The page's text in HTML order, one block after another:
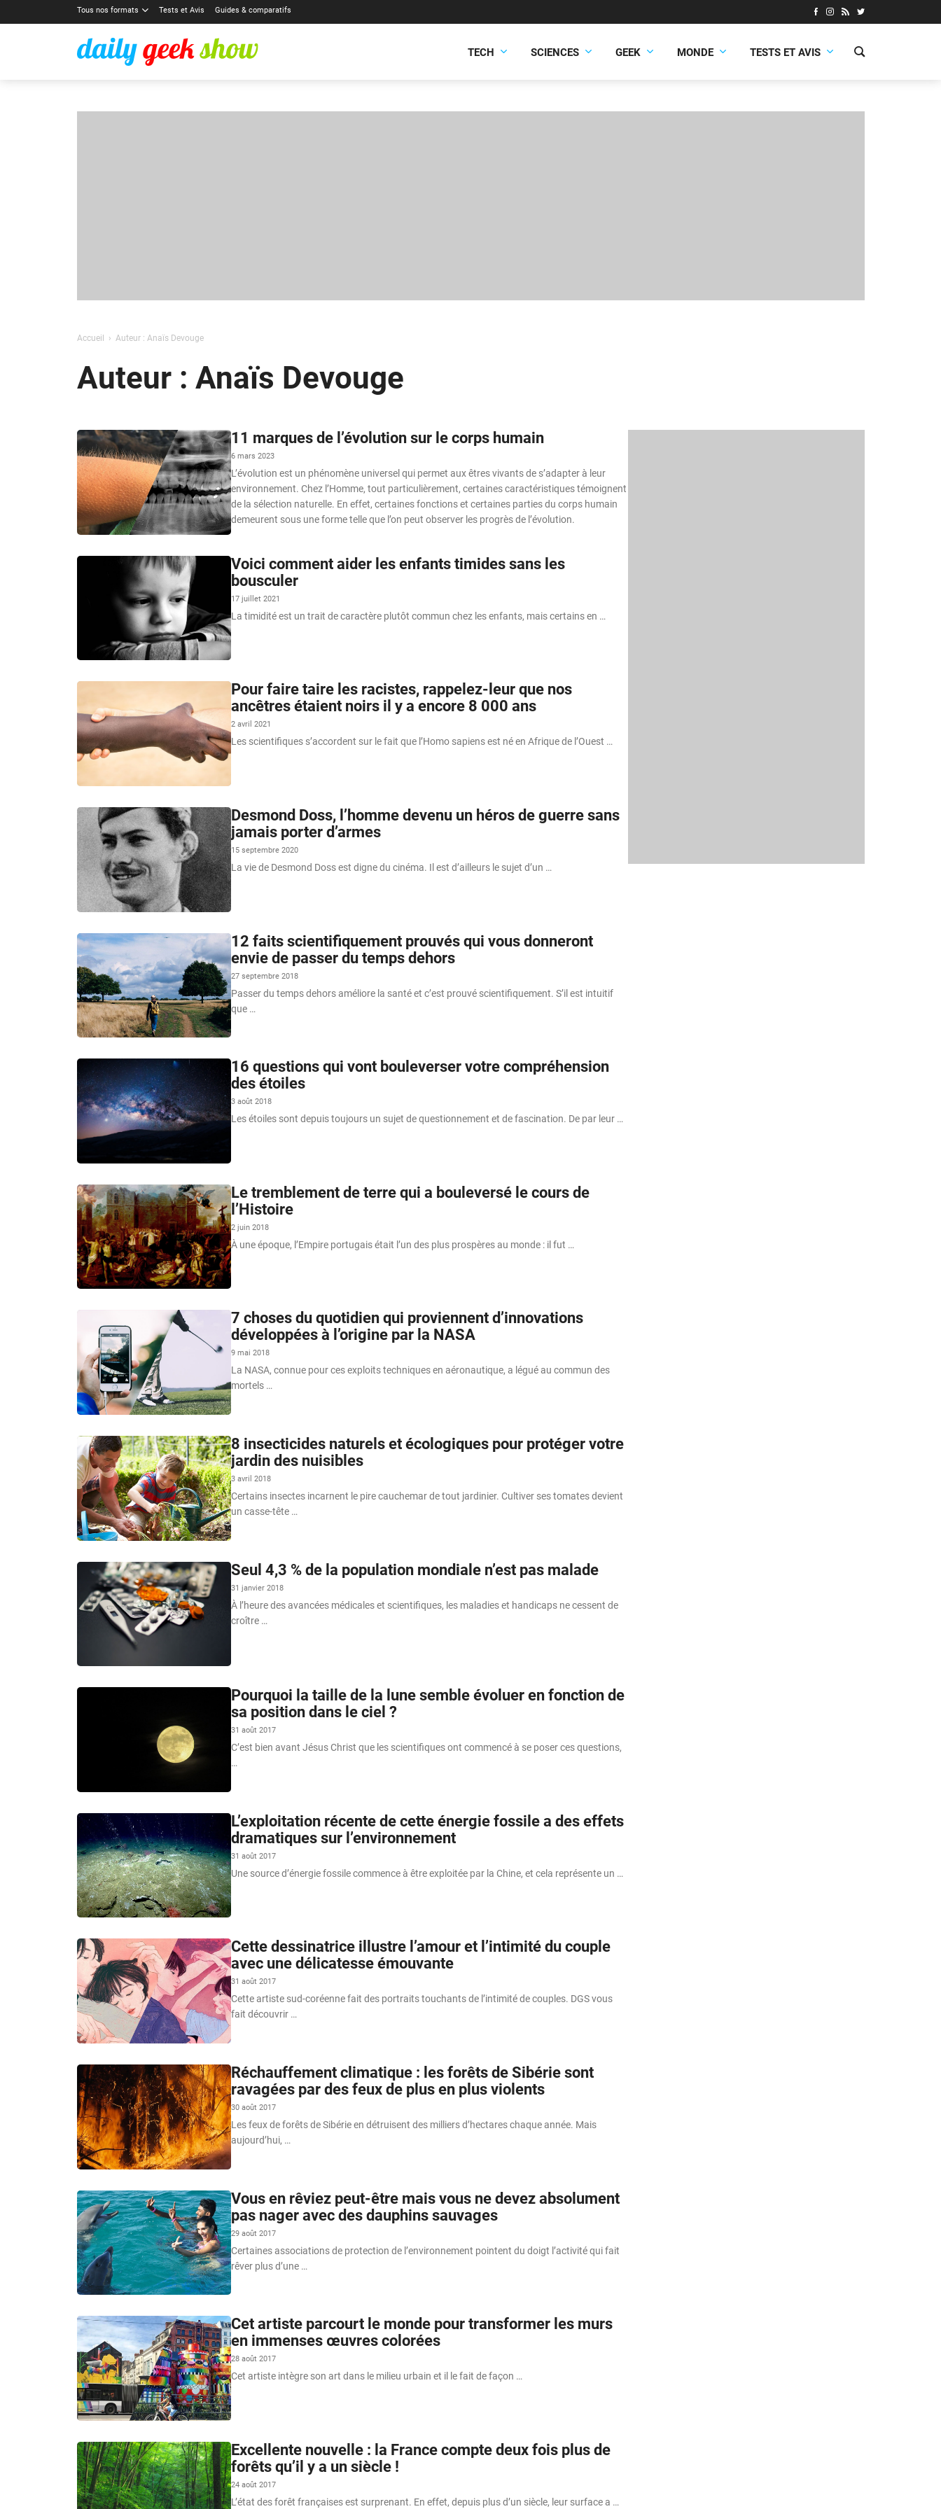
Tous nos formats Tests et Avis Guides & comparatifs
TECH SCIENCES GEEK MONDE TESTS ET AVIS
Accueil Auteur : Anaïs Devouge
Auteur : Anaïs Devouge
11 marques de l’évolution sur le corps humain
6 mars 2023
L’évolution est un phénomène universel qui permet aux êtres vivants de s’adapter à leur
environnement. Chez l’Homme, tout particulièrement, certaines caractéristiques témoignent
de la sélection naturelle. En effet, certaines fonctions et certaines parties du corps humain
demeurent sous une forme telle que l’on peut observer les progrès de l’évolution.
Voici comment aider les enfants timides sans les
bousculer
17 juillet 2021
La timidité est un trait de caractère plutôt commun chez les enfants, mais certains en …
Pour faire taire les racistes, rappelez-leur que nos
ancêtres étaient noirs il y a encore 8 000 ans
2 avril 2021
Les scientifiques s’accordent sur le fait que l’Homo sapiens est né en Afrique de l’Ouest …
Desmond Doss, l’homme devenu un héros de guerre sans
jamais porter d’armes
15 septembre 2020
La vie de Desmond Doss est digne du cinéma. Il est d’ailleurs le sujet d’un …
12 faits scientifiquement prouvés qui vous donneront
envie de passer du temps dehors
27 septembre 2018
Passer du temps dehors améliore la santé et c’est prouvé scientifiquement. S’il est intuitif
que …
16 questions qui vont bouleverser votre compréhension
des étoiles
3 août 2018
Les étoiles sont depuis toujours un sujet de questionnement et de fascination. De par leur …
Le tremblement de terre qui a bouleversé le cours de
l’Histoire
2 juin 2018
À une époque, l’Empire portugais était l’un des plus prospères au monde : il fut …
7 choses du quotidien qui proviennent d’innovations
développées à l’origine par la NASA
9 mai 2018
La NASA, connue pour ces exploits techniques en aéronautique, a légué au commun des
mortels …
8 insecticides naturels et écologiques pour protéger votre
jardin des nuisibles
3 avril 2018
Certains insectes incarnent le pire cauchemar de tout jardinier. Cultiver ses tomates devient
un casse-tête …
Seul 4,3 % de la population mondiale n’est pas malade
31 janvier 2018
À l’heure des avancées médicales et scientifiques, les maladies et handicaps ne cessent de
croître …
Pourquoi la taille de la lune semble évoluer en fonction de
sa position dans le ciel ?
31 août 2017
C’est bien avant Jésus Christ que les scientifiques ont commencé à se poser ces questions,
…
L’exploitation récente de cette énergie fossile a des effets
dramatiques sur l’environnement
31 août 2017
Une source d’énergie fossile commence à être exploitée par la Chine, et cela représente un …
Cette dessinatrice illustre l’amour et l’intimité du couple
avec une délicatesse émouvante
31 août 2017
Cette artiste sud-coréenne fait des portraits touchants de l’intimité de couples. DGS vous
fait découvrir …
Réchauffement climatique : les forêts de Sibérie sont
ravagées par des feux de plus en plus violents
30 août 2017
Les feux de forêts de Sibérie en détruisent des milliers d’hectares chaque année. Mais
aujourd’hui, …
Vous en rêviez peut-être mais vous ne devez absolument
pas nager avec des dauphins sauvages
29 août 2017
Certaines associations de protection de l’environnement pointent du doigt l’activité qui fait
rêver plus d’une …
Cet artiste parcourt le monde pour transformer les murs
en immenses œuvres colorées
28 août 2017
Cet artiste intègre son art dans le milieu urbain et il le fait de façon …
Excellente nouvelle : la France compte deux fois plus de
forêts qu’il y a un siècle !
24 août 2017
L’état des forêt françaises est surprenant. En effet, depuis plus d’un siècle, leur surface a …